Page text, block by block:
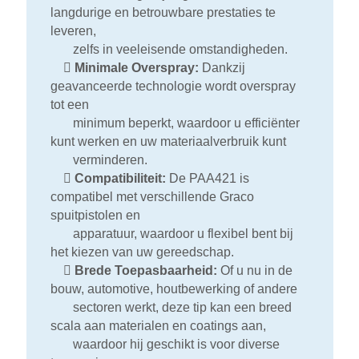
langdurige en betrouwbare prestaties te
leveren,
zelfs in veeleisende omstandigheden.
 Minimale Overspray: Dankzij
geavanceerde technologie wordt overspray
tot een
minimum beperkt, waardoor u efficiënter
kunt werken en uw materiaalverbruik kunt
verminderen.
 Compatibiliteit: De PAA421 is
compatibel met verschillende Graco
spuitpistolen en
apparatuur, waardoor u flexibel bent bij
het kiezen van uw gereedschap.
 Brede Toepasbaarheid: Of u nu in de
bouw, automotive, houtbewerking of andere
sectoren werkt, deze tip kan een breed
scala aan materialen en coatings aan,
waardoor hij geschikt is voor diverse